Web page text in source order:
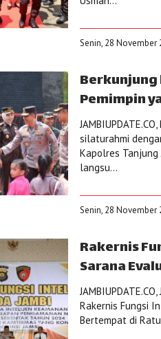
Senin, 28 November
Berkunjung
Pemimpin
silaturahmi
Kapolres Tanjung
langsu...
Senin, 28 November
Rakernis
Sarana
Rakernis Fungsi
Bertempat di